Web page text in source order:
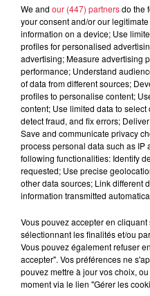
AVRIL A 17H PARC DE LA
67590 SCHWEIGHOUSE
En scène, deux
comédiens et dont les
parcelle de peau humaine.
marionnette, celle qui naît
désordonnés, difficultés à
nouveau-né découvre les
en scène la deuxième
hautes échasses et vêtue
étrangement les petits
célèbres par une marque de
sous son aile et le guider
même un camarade de jeu
vite, l'enfant va vouloir voler
aux fils d'un père trop
dernier que l'enfant
We and our (447) partnersdo the
your consent and/or our
information on a device; Use
profiles for personalised
advertising; Measure advertising
performance; Understand
of data from different sources;
profiles to personalise content;
content; Use limited data to
detect fraud, and fix errors;
Save and communicate privacy
process personal data such as IP
following functionalities: Identify
requested; Use precise
other data sources; Link different
information transmitted
Vous pouvez accepter en
sélectionnant les finalités et/ou
Vous pouvez également refuser
accepter". Vos préférences ne
pouvez mettre à jour vos choix,
moment via le lien "Gérer les